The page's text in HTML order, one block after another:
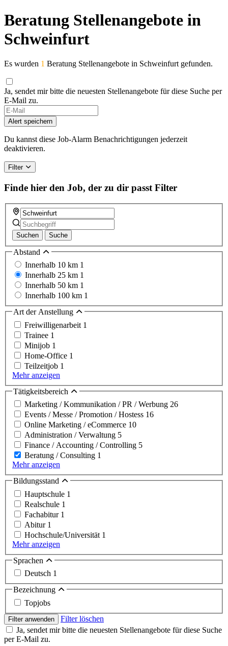
Beratung Stellenangebote in
Schweinfurt
Es wurden 1 Beratung Stellenangebote in Schweinfurt gefunden.
Ja, sendet mir bitte die neuesten Stellenangebote für diese Suche per
E-Mail zu.
If
you
are
a
human,
this
field
Alert speichern
Du kannst diese Job-Alarm Benachrichtigungen jederzeit
deaktivieren.
Filter
Finde hier den Job, der zu dir passt Filter
Suchen Suche
Abstand
Innerhalb 10 km 1
Innerhalb 25 km 1
Innerhalb 50 km 1
Innerhalb 100 km 1
Art der Anstellung
Freiwilligenarbeit 1
Trainee 1
Minijob 1
Home-Office 1
Teilzeitjob 1
Mehr anzeigen
Tätigkeitsbereich
Marketing / Kommunikation / PR / Werbung 26
Events / Messe / Promotion / Hostess 16
Online Marketing / eCommerce 10
Administration / Verwaltung 5
Finance / Accounting / Controlling 5
Beratung / Consulting 1
Mehr anzeigen
Bildungsstand
Hauptschule 1
Realschule 1
Fachabitur 1
Abitur 1
Hochschule/Universität 1
Mehr anzeigen
Sprachen
Deutsch 1
Bezeichnung
Topjobs
Filter anwenden
Filter löschen
Ja, sendet mir bitte die neuesten Stellenangebote für diese Suche
per E-Mail zu.